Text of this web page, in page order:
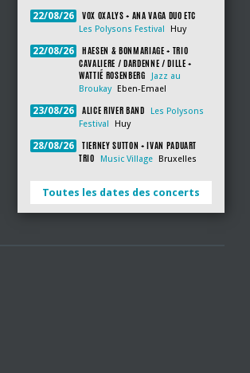
22/08/26 VOX OXALYS + ANA VAGA DUO ETC
Les Polysons Festival Huy
22/08/26
HAESEN & BONMARIAGE + TRIO
CAVALIERE / DARDENNE / DILLE +
WATTIÉ ROSENBERG
Jazz au
Broukay
Eben-Emael
23/08/26 ALICE RIVER BAND
Les Polysons
Festival
Huy
28/08/26
TIERNEY SUTTON + IVAN PADUART
TRIO
Music Village Bruxelles
Toutes les dates des concerts